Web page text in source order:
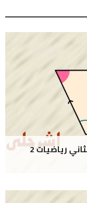
متوازي الاضلاع اول ثانوي الفصل الدراسي الثاني رياضيات 2